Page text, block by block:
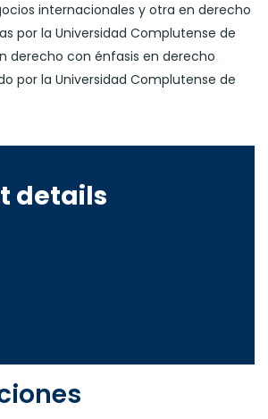
internacionales y otra en derecho
por la Universidad Complutense de
derecho con énfasis en derecho
por la Universidad Complutense de
details